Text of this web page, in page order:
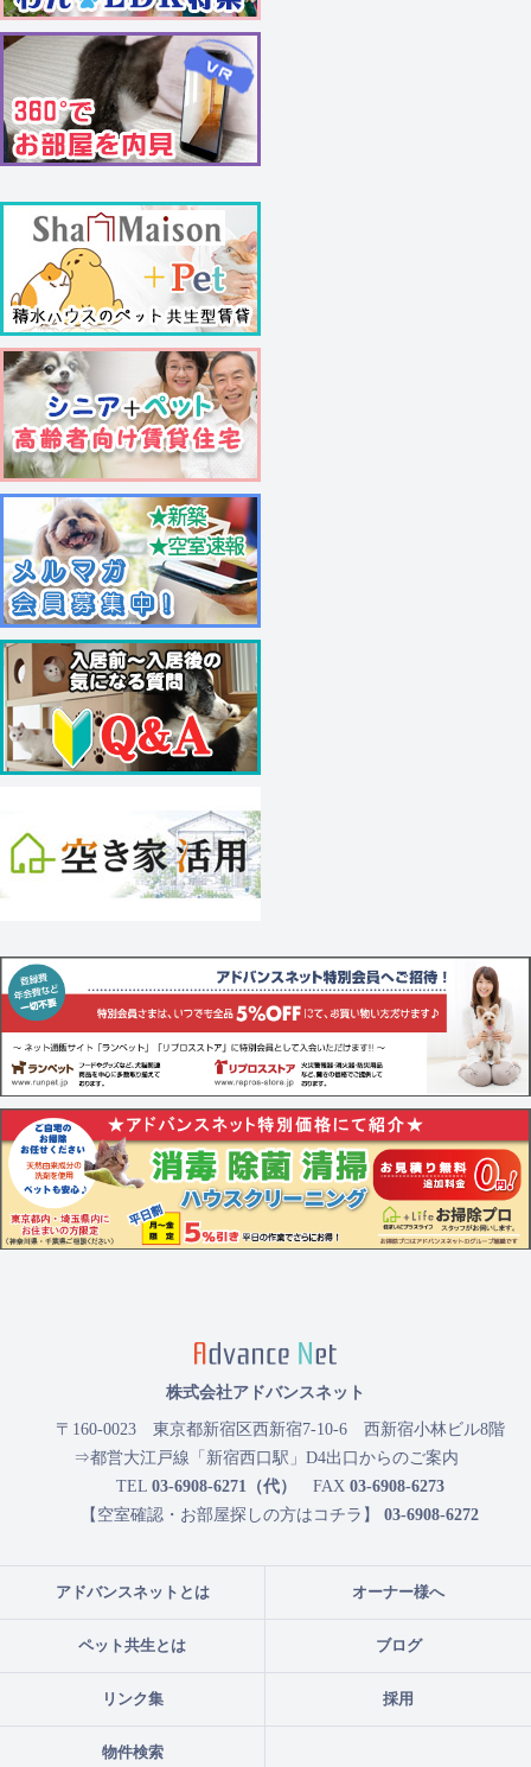
アドバンスネットとは オーナー様へ
ペット共生とは ブログ
リンク集 採用
物件検索
株式会社アドバンスネット
〒160-0023 東京都新宿区西新宿7-10-6 西新宿小林ビル8階
⇒都営大江戸線「新宿西口駅」D4出口からのご案内
TEL 03-6908-6271（代） FAX 03-6908-6273
【空室確認・お部屋探しの方はコチラ】 03-6908-6272